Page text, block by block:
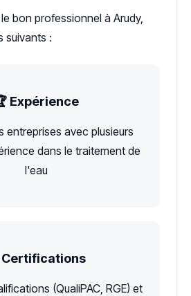
bon professionnel à Arudy,
suivants :
Expérience
entreprises avec plusieurs
dans le traitement de
l'eau
Certifications
(QualiPAC, RGE) et